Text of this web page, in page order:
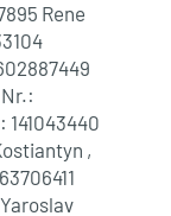
Rene
141043440
,